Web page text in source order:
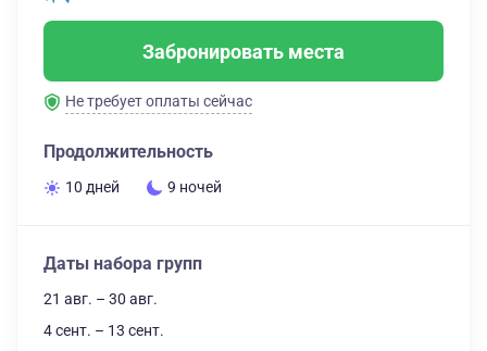
Забронировать места
Не требует оплаты сейчас
Продолжительность
10 дней 9 ночей
Даты набора групп
21 авг. – 30 авг.
4 сент. – 13 сент.